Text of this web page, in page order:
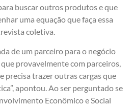
buscar outros produtos e que
uma equação que faça essa
coletiva.
de um parceiro para o negócio
que provavelmente com parceiros,
precisa trazer outras cargas que
apontou. Ao ser perguntado se
Econômico e Social